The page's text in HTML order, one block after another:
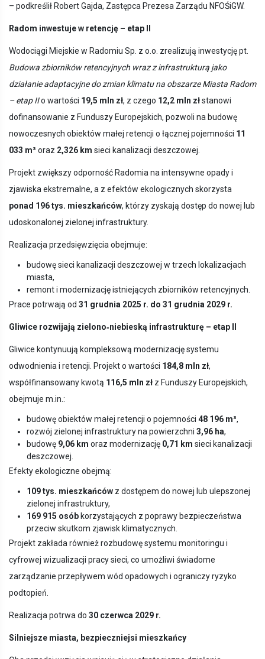
– podkreślił Robert Gajda, Zastępca Prezesa Zarządu NFOŚiGW.
Radom inwestuje w retencję – etap II
Wodociągi Miejskie w Radomiu Sp. z o.o. zrealizują inwestycję pt.
Budowa zbiorników retencyjnych wraz z infrastrukturą jako
działanie adaptacyjne do zmian klimatu na obszarze Miasta Radom
– etap IIo wartości 19,5 mln zł, z czego 12,2 mln złstanowi
dofinansowanie z Funduszy Europejskich, pozwoli na budowę
nowoczesnych obiektów małej retencji o łącznej pojemności 11
033 m³ oraz 2,326 km sieci kanalizacji deszczowej.
Projekt zwiększy odporność Radomia na intensywne opady i
zjawiska ekstremalne, a z efektów ekologicznych skorzysta
ponad 196 tys. mieszkańców, którzy zyskają dostęp do nowej lub
udoskonalonej zielonej infrastruktury.
Realizacja przedsięwzięcia obejmuje:
budowę sieci kanalizacji deszczowej w trzech lokalizacjach
miasta,
remont i modernizację istniejących zbiorników retencyjnych.
Prace potrwają od 31 grudnia 2025 r. do 31 grudnia 2029 r.
Gliwice rozwijają zielono‑niebieską infrastrukturę – etap II
Gliwice kontynuują kompleksową modernizację systemu
odwodnienia i retencji. Projekt o wartości 184,8 mln zł,
współfinansowany kwotą 116,5 mln zł z Funduszy Europejskich,
obejmuje m.in.:
budowę obiektów małej retencji o pojemności 48 196 m³,
rozwój zielonej infrastruktury na powierzchni 3,96 ha,
budowę 9,06 km oraz modernizację 0,71 km sieci kanalizacji
deszczowej.
Efekty ekologiczne obejmą:
109 tys. mieszkańców z dostępem do nowej lub ulepszonej
zielonej infrastruktury,
169 915 osób korzystających z poprawy bezpieczeństwa
przeciw skutkom zjawisk klimatycznych.
Projekt zakłada również rozbudowę systemu monitoringu i
cyfrowej wizualizacji pracy sieci, co umożliwi świadome
zarządzanie przepływem wód opadowych i ograniczy ryzyko
podtopień.
Realizacja potrwa do 30 czerwca 2029 r.
Silniejsze miasta, bezpieczniejsi mieszkańcy